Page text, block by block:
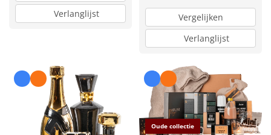
Verlanglijst
Vergelijken
Verlanglijst
Oude collectie